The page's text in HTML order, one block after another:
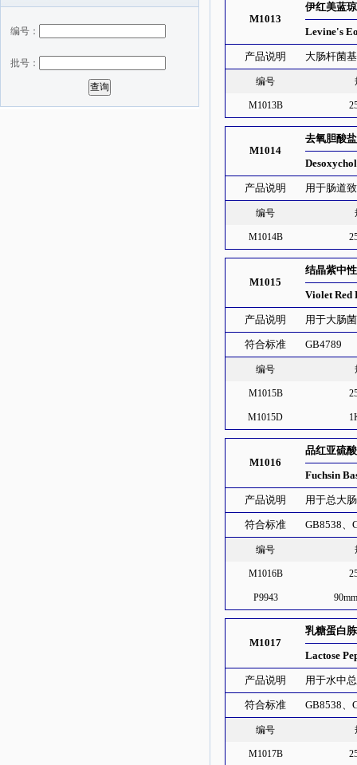
编号：
批号：
M1013
伊红美蓝
Levine's
产品说明 大肠杆菌
编号
M1013B
M1014
去氧胆酸
产品说明 用于肠道
编号
M1014B
M1015
结晶紫中
Violet Red
产品说明 用于大肠
符合标准 GB4789
编号
M1015B
M1015D
M1016
品红亚硫
Fuchsin
产品说明 用于总大
符合标准 GB8538、
编号
M1016B
P9943
M1017
乳糖蛋白
Lactose
产品说明 用于水中
符合标准 GB8538、
编号
M1017B